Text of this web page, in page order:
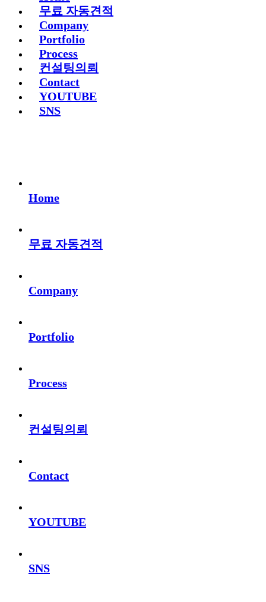
무료 자동견적
Company
Portfolio
Process
컨설팅의뢰
Contact
YOUTUBE
SNS
Home
무료 자동견적
Company
Portfolio
Process
컨설팅의뢰
Contact
YOUTUBE
SNS